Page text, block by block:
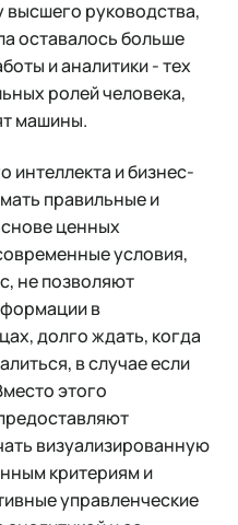
высшего руководства,
оставалось больше
и аналитики - тех
ролей человека,
машины.
интеллекта и бизнес-
правильные и
ценных
условия,
не позволяют
в
долго ждать, когда
в случае если
этого
визуализированную
критериям и
управленческие